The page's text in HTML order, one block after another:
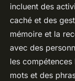
incluent des
caché et des
mémoire et la
avec des
les
mots et des